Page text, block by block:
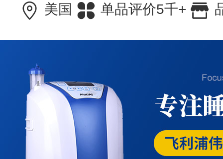
美国
单品评价5千+